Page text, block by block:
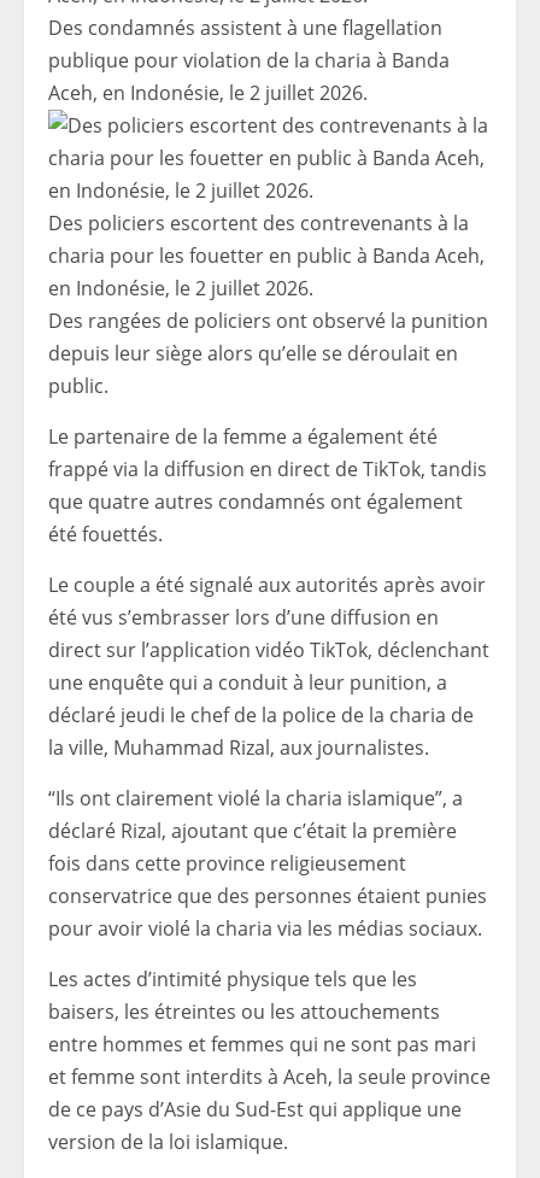
Des condamnés assistent à une flagellation
publique pour violation de la charia à Banda
Aceh, en Indonésie, le 2 juillet 2026.
Des policiers escortent des contrevenants à la
charia pour les fouetter en public à Banda Aceh,
en Indonésie, le 2 juillet 2026.
Des rangées de policiers ont observé la punition
depuis leur siège alors qu’elle se déroulait en
public.
Le partenaire de la femme a également été
frappé via la diffusion en direct de TikTok, tandis
que quatre autres condamnés ont également
été fouettés.
Le couple a été signalé aux autorités après avoir
été vus s’embrasser lors d’une diffusion en
direct sur l’application vidéo TikTok, déclenchant
une enquête qui a conduit à leur punition, a
déclaré jeudi le chef de la police de la charia de
la ville, Muhammad Rizal, aux journalistes.
“Ils ont clairement violé la charia islamique”, a
déclaré Rizal, ajoutant que c’était la première
fois dans cette province religieusement
conservatrice que des personnes étaient punies
pour avoir violé la charia via les médias sociaux.
Les actes d’intimité physique tels que les
baisers, les étreintes ou les attouchements
entre hommes et femmes qui ne sont pas mari
et femme sont interdits à Aceh, la seule province
de ce pays d’Asie du Sud-Est qui applique une
version de la loi islamique.